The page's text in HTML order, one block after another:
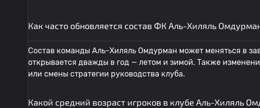
Как часто обновляется состав ФК Аль-Хиляль
Состав команды Аль-Хиляль Омдурман может меняться в
открывается дважды в год — летом и зимой. Также
или смены стратегии руководства клуба.
Какой средний возраст игроков в клубе Аль-Хиляль